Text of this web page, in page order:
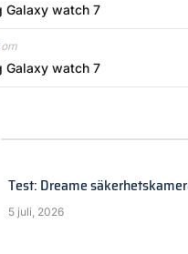
Galaxy watch 7
Galaxy watch 7
Test: Dreame
5 juli, 2026